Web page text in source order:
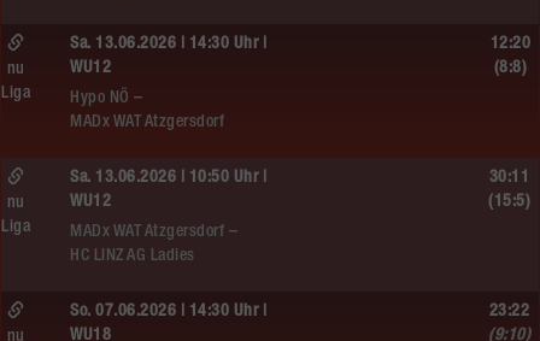
Sa. 13.06.2026 | 14:30 Uhr |
WU12
Hypo NÖ –
MADx WAT Atzgersdorf
nu
Liga
12:20
(8:8)
Sa. 13.06.2026 | 10:50 Uhr |
WU12
MADx WAT Atzgersdorf –
HC LINZ AG Ladies
nu
Liga
30:11
(15:5)
So. 07.06.2026 | 14:30 Uhr |
WU18
23:22
(9:10)